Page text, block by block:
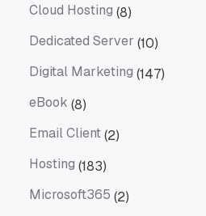
Cloud Hosting (8)
Dedicated Server (10)
Digital Marketing (147)
eBook (8)
Email Client(2)
Hosting (183)
Microsoft365 (2)